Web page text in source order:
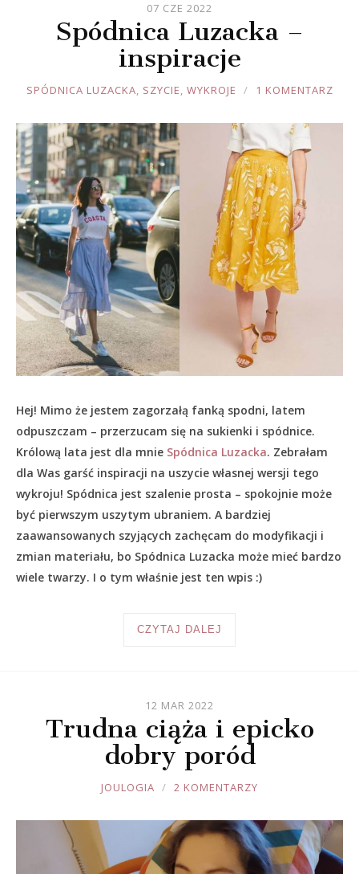
07 CZE 2022
Spódnica Luzacka –
inspiracje
JOULE
SPÓDNICA LUZACKA, SZYCIE, WYKROJE 1 KOMENTARZ
Hej! Mimo że jestem zagorzałą fanką spodni, latem
odpuszczam – przerzucam się na sukienki i spódnice.
Królową lata jest dla mnie Spódnica Luzacka. Zebrałam
dla Was garść inspiracji na uszycie własnej wersji tego
wykroju! Spódnica jest szalenie prosta – spokojnie może
być pierwszym uszytym ubraniem. A bardziej
zaawansowanych szyjących zachęcam do modyfikacji i
zmian materiału, bo Spódnica Luzacka może mieć bardzo
wiele twarzy. I o tym właśnie jest ten wpis :)
CZYTAJ DALEJ
12 MAR 2022
Trudna ciąża i epicko
dobry poród
JOULE
JOULOGIA 2 KOMENTARZY